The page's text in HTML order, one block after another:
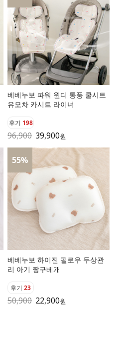
베베누보 파워 윈디 통풍 쿨시트
유모차 카시트 라이너
후기 198
96,900 39,900원
55%
베베누보 하이진 필로우 두상관
리 아기 짱구베개
후기23
50,900 22,900원